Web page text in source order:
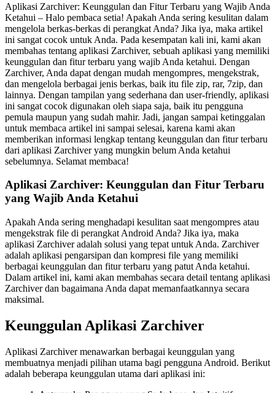
Aplikasi Zarchiver: Keunggulan dan Fitur Terbaru yang Wajib Anda
Ketahui – Halo pembaca setia! Apakah Anda sering kesulitan dalam
mengelola berkas-berkas di perangkat Anda? Jika iya, maka artikel
ini sangat cocok untuk Anda. Pada kesempatan kali ini, kami akan
membahas tentang aplikasi Zarchiver, sebuah aplikasi yang memiliki
keunggulan dan fitur terbaru yang wajib Anda ketahui. Dengan
Zarchiver, Anda dapat dengan mudah mengompres, mengekstrak,
dan mengelola berbagai jenis berkas, baik itu file zip, rar, 7zip, dan
lainnya. Dengan tampilan yang sederhana dan user-friendly, aplikasi
ini sangat cocok digunakan oleh siapa saja, baik itu pengguna
pemula maupun yang sudah mahir. Jadi, jangan sampai ketinggalan
untuk membaca artikel ini sampai selesai, karena kami akan
memberikan informasi lengkap tentang keunggulan dan fitur terbaru
dari aplikasi Zarchiver yang mungkin belum Anda ketahui
sebelumnya. Selamat membaca!
Aplikasi Zarchiver: Keunggulan dan Fitur Terbaru
yang Wajib Anda Ketahui
Apakah Anda sering menghadapi kesulitan saat mengompres atau
mengekstrak file di perangkat Android Anda? Jika iya, maka
aplikasi Zarchiver adalah solusi yang tepat untuk Anda. Zarchiver
adalah aplikasi pengarsipan dan kompresi file yang memiliki
berbagai keunggulan dan fitur terbaru yang patut Anda ketahui.
Dalam artikel ini, kami akan membahas secara detail tentang aplikasi
Zarchiver dan bagaimana Anda dapat memanfaatkannya secara
maksimal.
Keunggulan Aplikasi Zarchiver
Aplikasi Zarchiver menawarkan berbagai keunggulan yang
membuatnya menjadi pilihan utama bagi pengguna Android. Berikut
adalah beberapa keunggulan utama dari aplikasi ini: